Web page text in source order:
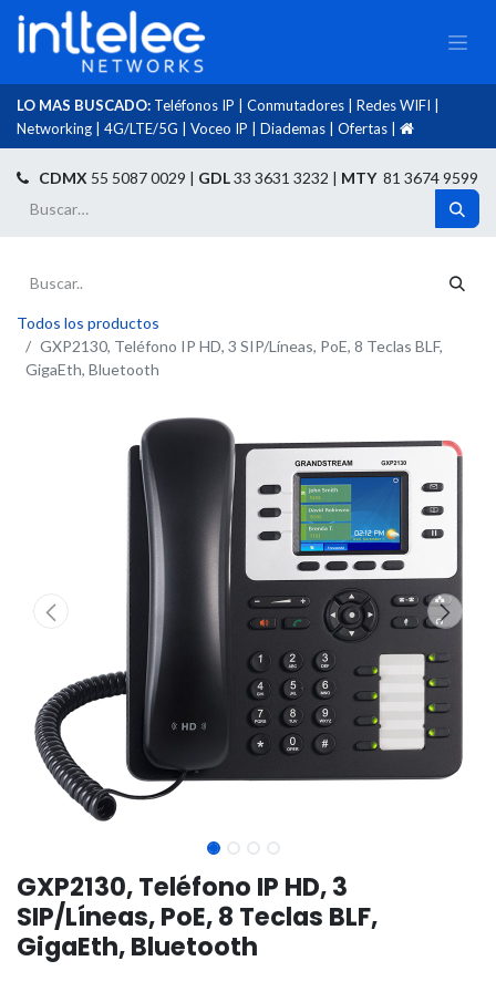
LO MAS BUSCADO: Teléfonos IP Conmutadores Redes WIFI
Networking
4G/LTE/5G Voceo IP Diademas Ofertas
CDMX 55 5087 0029 | GDL33 3631 3232 | MTY81 3674 9599
Todos los productos
GXP2130, Teléfono IP HD, 3 SIP/Líneas, PoE, 8 Teclas BLF,
GigaEth, Bluetooth
GXP2130, Teléfono IP HD, 3
SIP/Líneas, PoE, 8 Teclas BLF,
GigaEth, Bluetooth